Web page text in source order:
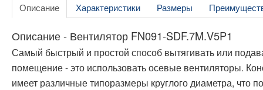
Описание Характеристики Размеры
Описание - Вентилятор FN091-SDF.7M.V5P1
Самый быстрый и простой способ вытягивать или
помещение - это использовать осевые вентиляторы.
имеет различные типоразмеры круглого диаметра, что